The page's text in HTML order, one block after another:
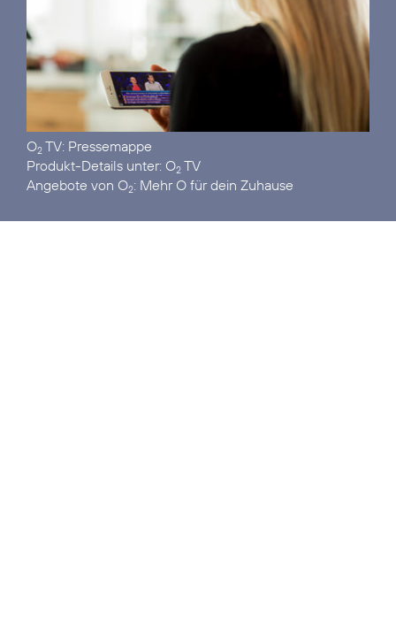
O2 TV: Pressemappe
Produkt-Details unter: O2 TV
Angebote von O2: Mehr O für dein Zuhause